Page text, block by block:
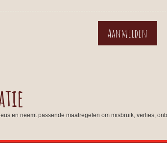
en neemt passende maatregelen om misbruik, verlies,